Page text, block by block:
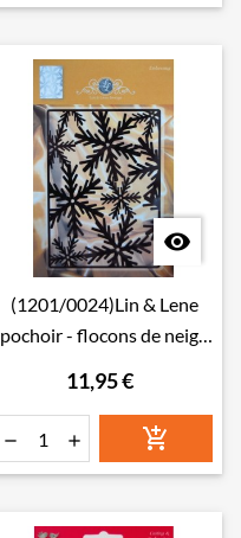

(1201/0024)Lin & Lene
pochoir - flocons de neige
11,95 €
  